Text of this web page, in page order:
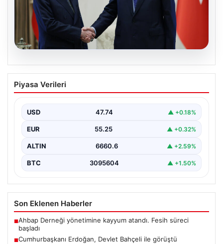
06.08.2026
Cumhurbaşkanı Erdoğan, Devlet
Bahçeli ile görüştü
Piyasa Verileri
USD 47.74 ▲ +0.18%
EUR 55.25 ▲ +0.32%
ALTIN 6660.6 ▲ +2.59%
BTC 3095604 ▲ +1.50%
Son Eklenen Haberler
■Ahbap Derneği yönetimine kayyum atandı. Fesih süreci
başladı
■Cumhurbaşkanı Erdoğan, Devlet Bahçeli ile görüştü